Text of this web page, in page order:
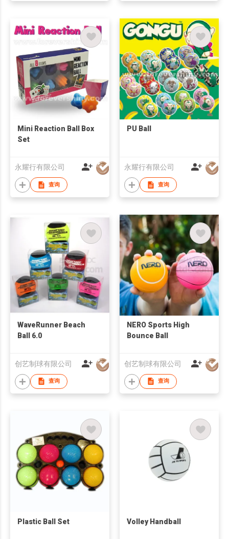
Mini Reaction Ball Box
Set
永耀行有限公司
查询
PU Ball
永耀行有限公司
查询
WaveRunner Beach
Ball 6.0
创艺制球有限公司
查询
NERO Sports High
Bounce Ball
创艺制球有限公司
查询
Plastic Ball Set Volley Handball